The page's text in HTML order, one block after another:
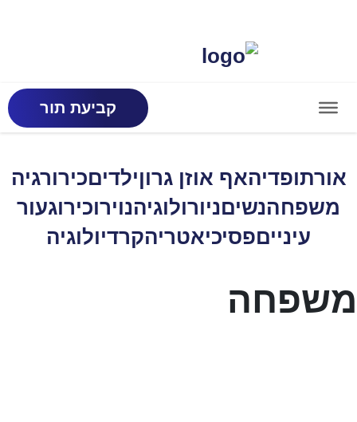
קביעת תור
אורתופדיהאף אוזן גרוןילדיםכירורגיה
משפחהנשיםניורולוגיהנוירוכירוגעור
עינייםפסיכיאטריהקרדיולוגיה
משפחה